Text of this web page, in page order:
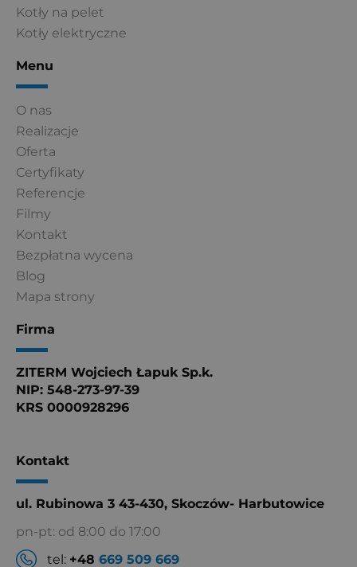
Kotły na pelet
Kotły elektryczne
Menu
O nas
Realizacje
Oferta
Certyfikaty
Referencje
Filmy
Kontakt
Bezpłatna wycena
Blog
Mapa strony
Firma
ZITERM Wojciech Łapuk Sp.k.
NIP: 548-273-97-39
KRS 0000928296
Kontakt
ul. Rubinowa 3 43-430, Skoczów- Harbutowice
pn-pt: od 8:00 do 17:00
tel: +48 669 509 669